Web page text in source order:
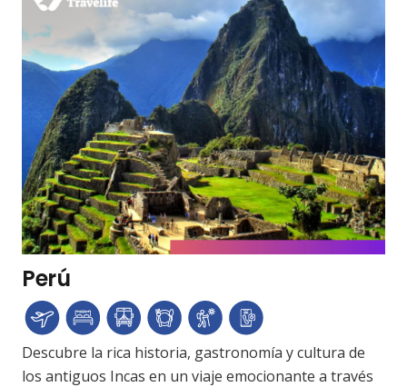
Perú
Descubre la rica historia, gastronomía y cultura de
los antiguos Incas en un viaje emocionante a través